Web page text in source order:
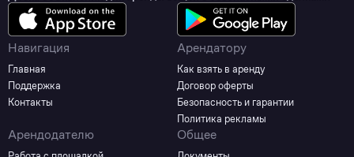
Навигация
Главная
Поддержка
Контакты
Арендатору
Как взять в аренду
Договор оферты
Безопасность и гарантии
Политика рекламы
Арендодателю Общее